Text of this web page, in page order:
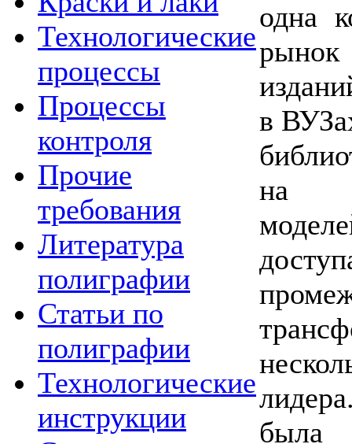
Технологические
процессы
Процессы
контроля
Прочие
требования
Литература
полиграфии
Статьи по
полиграфии
Технологические
инструкции
одна
в
на
была